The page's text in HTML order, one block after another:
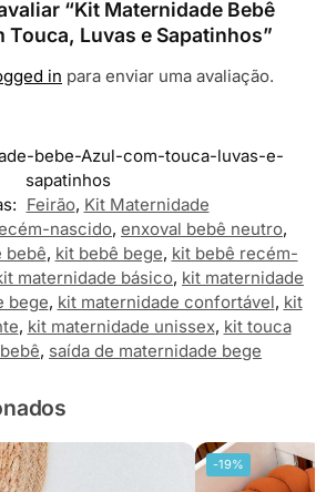
“Kit Maternidade Bebê
Touca, Luvas e Sapatinhos”
in para enviar uma avaliação.
bebe-Azul-com-touca-luvas-e-
sapatinhos
Feirão, Kit Maternidade
nascido, enxoval bebê neutro,
bebê, kit bebê bege, kit bebê recém-
maternidade básico, kit maternidade
bege, kit maternidade confortável, kit
, kit maternidade unissex, kit touca
, saída de maternidade bege
-19%